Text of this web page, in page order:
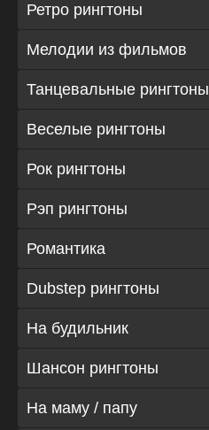
Ретро рингтоны
Мелодии из фильмов
Танцевальные рингтоны
Веселые рингтоны
Рок рингтоны
Рэп рингтоны
Романтика
Dubstep рингтоны
На будильник
Шансон рингтоны
На маму / папу